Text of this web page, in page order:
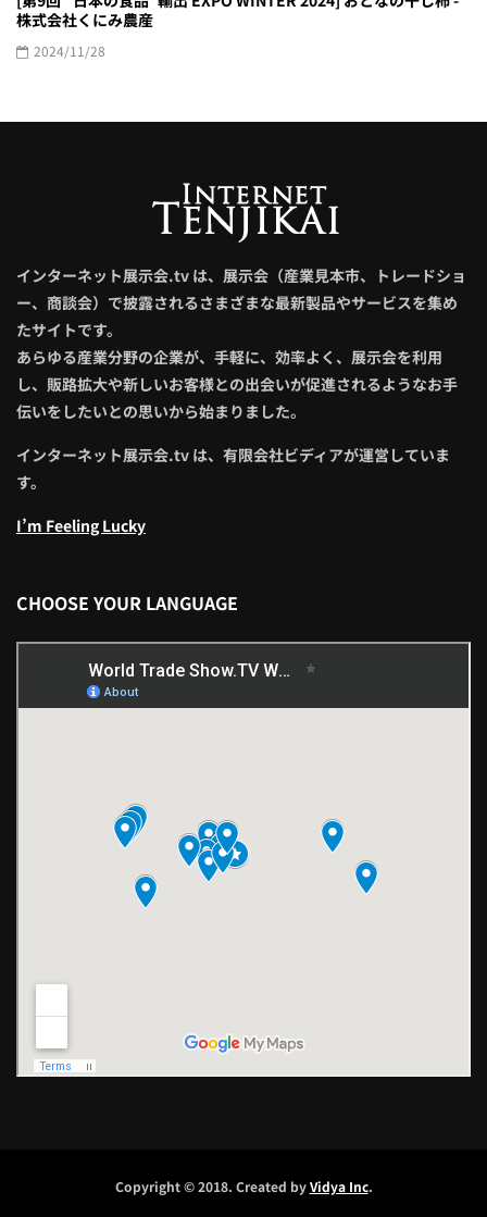
株式会社くにみ農産
2024/11/28
インターネット展示会.tv は、展示会（産業見本市、トレードショ
ー、商談会）で披露されるさまざまな最新製品やサービスを集め
たサイトです。
あらゆる産業分野の企業が、手軽に、効率よく、展示会を利用
し、販路拡大や新しいお客様との出会いが促進されるようなお手
伝いをしたいとの思いから始まりました。
インターネット展示会.tv は、有限会社ビディアが運営していま
す。
I’m Feeling Lucky
CHOOSE YOUR LANGUAGE
Copyright © 2018. Created byVidya Inc.